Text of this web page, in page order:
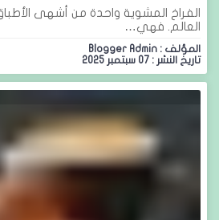
الفراخ المشوية واحدة من أشهى
العالم. فهي…
المؤلف : Blogger Admin
تاريخ النشر : 07 سبتمبر 2025